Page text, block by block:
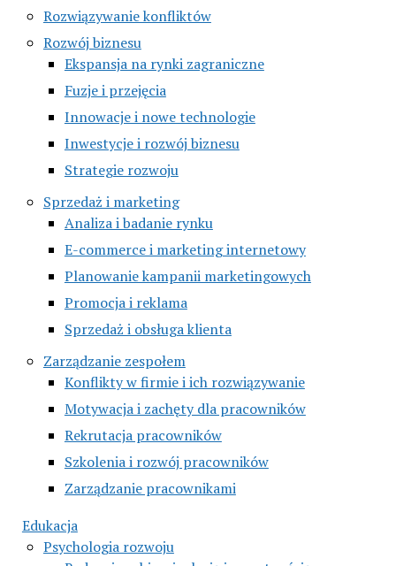
Rozwiązywanie konfliktów
Rozwój biznesu
Ekspansja na rynki zagraniczne
Fuzje i przejęcia
Innowacje i nowe technologie
Inwestycje i rozwój biznesu
Strategie rozwoju
Sprzedaż i marketing
Analiza i badanie rynku
E-commerce i marketing internetowy
Planowanie kampanii marketingowych
Promocja i reklama
Sprzedaż i obsługa klienta
Zarządzanie zespołem
Konflikty w firmie i ich rozwiązywanie
Motywacja i zachęty dla pracowników
Rekrutacja pracowników
Szkolenia i rozwój pracowników
Zarządzanie pracownikami
Edukacja
Psychologia rozwoju